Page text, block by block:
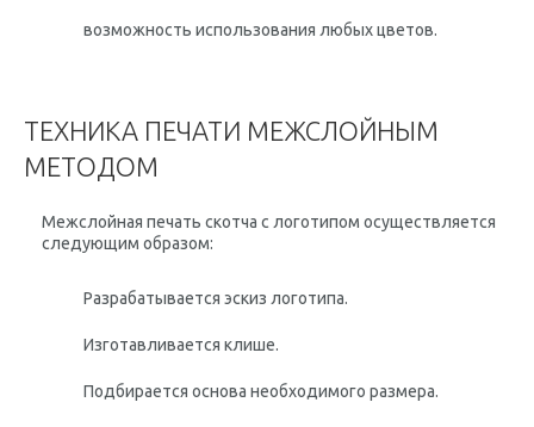
возможность использования любых цветов.
ТЕХНИКА ПЕЧАТИ МЕЖСЛОЙНЫМ
МЕТОДОМ
Межслойная печать скотча с логотипом осуществляется
следующим образом:
Разрабатывается эскиз логотипа.
Изготавливается клише.
Подбирается основа необходимого размера.